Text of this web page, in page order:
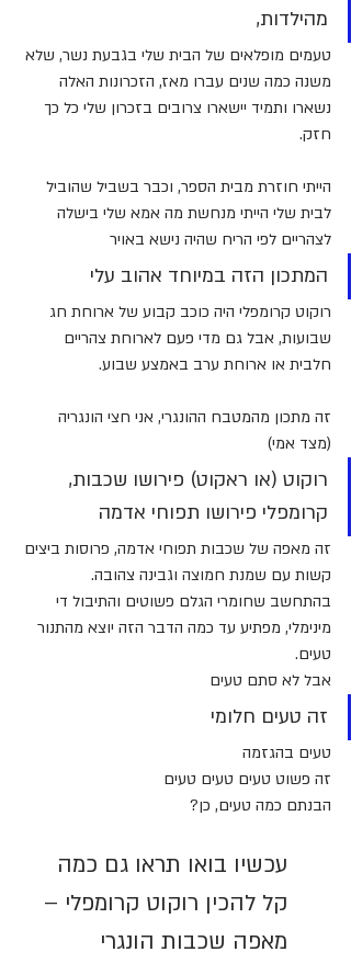
מהילדות,
טעמים מופלאים של הבית שלי בגבעת נשר, שלא
משנה כמה שנים עברו מאז, הזכרונות האלה
נשארו ותמיד יישארו צרובים בזכרון שלי כל כך
חזק.
הייתי חוזרת מבית הספר, וכבר בשביל שהוביל
לבית שלי הייתי מנחשת מה אמא שלי בישלה
לצהריים לפי הריח שהיה נישא באויר
המתכון הזה במיוחד אהוב עלי
רוקוט קרומפלי היה כוכב קבוע של ארוחת חג
שבועות, אבל גם מדי פעם לארוחת צהריים
חלבית או ארוחת ערב באמצע שבוע.
זה מתכון מהמטבח ההונגרי, אני חצי הונגריה
(מצד אמי)
רוקוט (או ראקוט) פירושו שכבות,
קרומפלי פירושו תפוחי אדמה
זה מאפה של שכבות תפוחי אדמה, פרוסות ביצים
קשות עם שמנת חמוצה וגבינה צהובה.
בהתחשב שחומרי הגלם פשוטים והתיבול די
מינימלי, מפתיע עד כמה הדבר הזה יוצא מהתנור
טעים.
אבל לא סתם טעים
זה טעים חלומי
טעים בהגזמה
זה פשוט טעים טעים טעים
הבנתם כמה טעים, כן?
עכשיו בואו תראו גם כמה
קל להכין רוקוט קרומפלי –
מאפה שכבות הונגרי